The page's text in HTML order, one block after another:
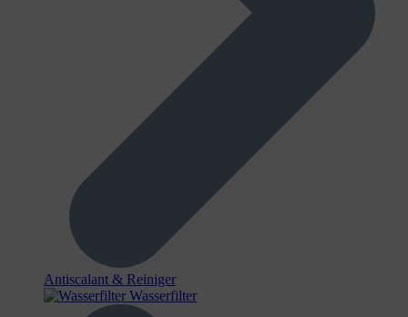
Antiscalant & Reiniger
Wasserfilter